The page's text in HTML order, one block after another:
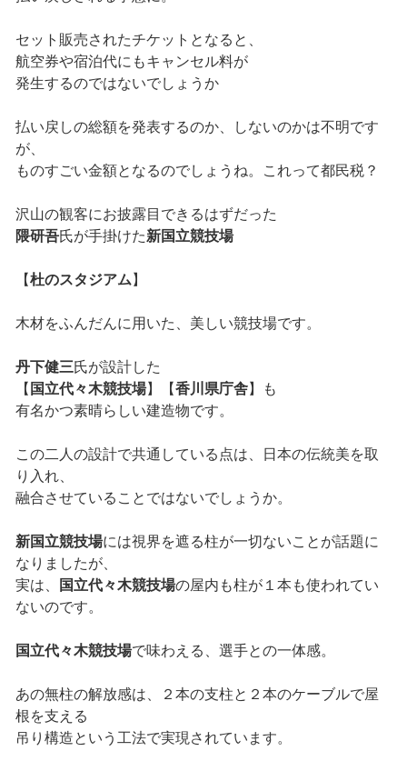
セット販売されたチケットとなると、
航空券や宿泊代にもキャンセル料が
発生するのではないでしょうか
払い戻しの総額を発表するのか、しないのかは不明です
が、
ものすごい金額となるのでしょうね。これって都民税？
沢山の観客にお披露目できるはずだった
隈研吾氏が手掛けた新国立競技場
【杜のスタジアム 】
木材をふんだんに用いた、美しい競技場です。
丹下健三氏が設計した
【 国立代々木競技場】【香川県庁舎】も
有名かつ素晴らしい建造物です。
この二人の設計で共通している点は、日本の伝統美を取
り入れ、
融合させていることではないでしょうか。
新国立競技場には視界を遮る柱が一切ないことが話題に
なりましたが、
実は、
国立代々木競技場の屋内も柱が１本も使われてい
ないのです。
国立代々木競技場で味わえる、選手との一体感。
あの無柱の解放感は、２本の支柱と２本のケーブルで屋
根を支える
吊り構造という工法で実現されています。